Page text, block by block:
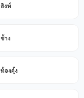
สิงห์
ช้าง
ท้องคุ้ง